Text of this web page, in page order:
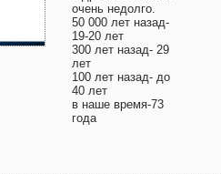
очень недолго.
50 000 лет назад-
19-20 лет
300 лет назад- 29
лет
100 лет назад- до
40 лет
в наше время-73
года